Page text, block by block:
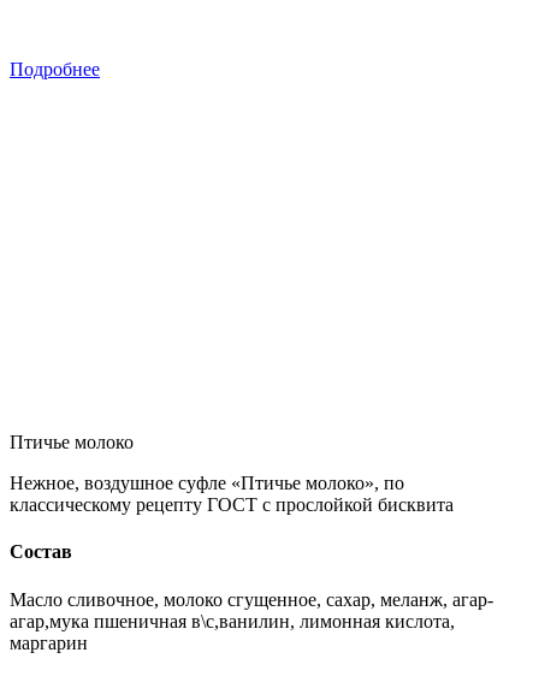
Подробнее
Птичье молоко
Нежное, воздушное суфле «Птичье молоко», по
классическому рецепту ГОСТ с прослойкой бисквита
Состав
Масло сливочное, молоко сгущенное, сахар, меланж, агар-
агар,мука пшеничная в\с,ванилин, лимонная кислота,
маргарин